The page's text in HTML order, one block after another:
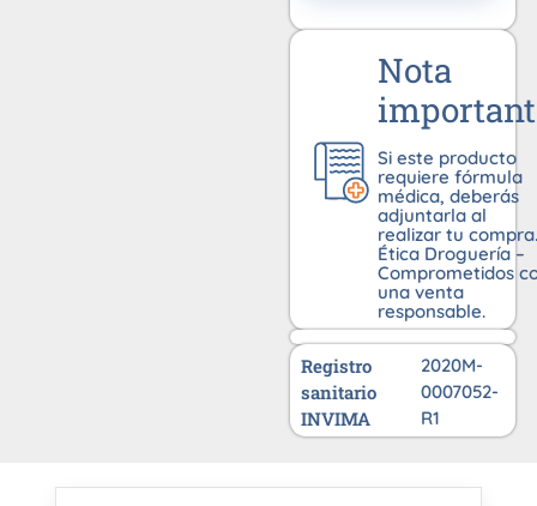
Nota
Si este producto
requiere fórmula
médica, deberás
adjuntarla al
realizar tu compra.
Ética Droguería –
Comprometidos
una venta
responsable.
Registro
sanitario
INVIMA
2020M-
0007052-
R1